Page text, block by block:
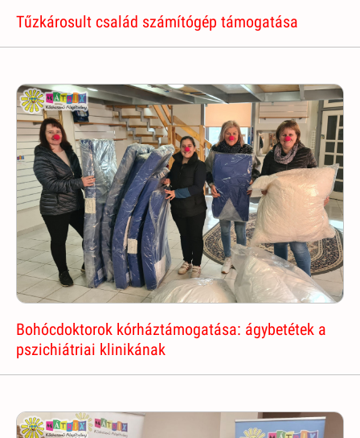
Tűzkárosult család számítógép támogatása
Bohócdoktorok kórháztámogatása: ágybetétek a
pszichiátriai klinikának